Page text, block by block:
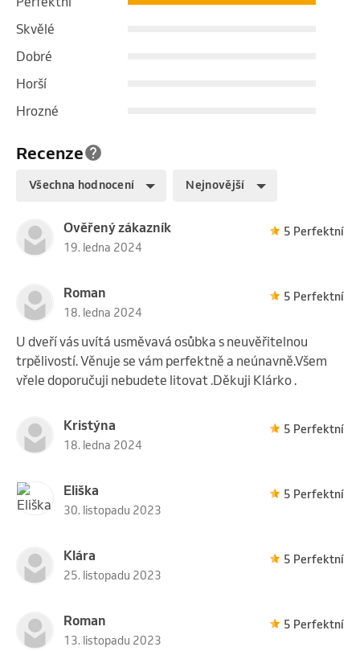
Recenze
Všechna hodnocení Nejnovější
Ověřený zákazník
19. ledna 2024
5 Perfektní
Roman
18. ledna 2024
5 Perfektní
U dveří vás uvítá usměvavá osůbka s neuvěřitelnou
trpělivostí. Věnuje se vám perfektně a neúnavně.Všem
vřele doporučuji nebudete litovat .Děkuji Klárko .
Kristýna
18. ledna 2024
5 Perfektní
Eliška
30. listopadu 2023
5 Perfektní
Klára
25. listopadu 2023
5 Perfektní
Roman
13. listopadu 2023
5 Perfektní
Skvělé
Dobré
Horší
Hrozné